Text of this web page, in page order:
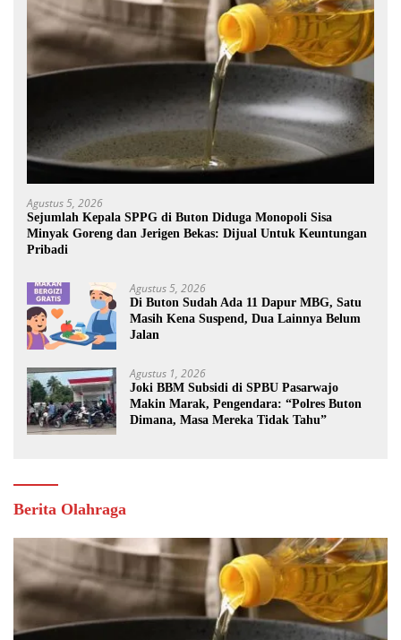
Agustus 5, 2026
Sejumlah Kepala SPPG di Buton Diduga Monopoli Sisa
Minyak Goreng dan Jerigen Bekas: Dijual Untuk Keuntungan
Pribadi
Agustus 5, 2026
Di Buton Sudah Ada 11 Dapur MBG, Satu
Masih Kena Suspend, Dua Lainnya Belum
Jalan
Agustus 1, 2026
Joki BBM Subsidi di SPBU Pasarwajo
Makin Marak, Pengendara: “Polres Buton
Dimana, Masa Mereka Tidak Tahu”
Berita Olahraga